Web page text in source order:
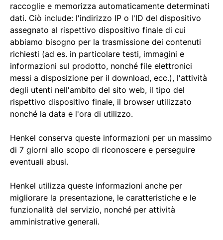
raccoglie e memorizza automaticamente determinati
dati. Ciò include: l'indirizzo IP o l'ID del dispositivo
assegnato al rispettivo dispositivo finale di cui
abbiamo bisogno per la trasmissione dei contenuti
richiesti (ad es. in particolare testi, immagini e
informazioni sul prodotto, nonché file elettronici
messi a disposizione per il download, ecc.), l'attività
degli utenti nell'ambito del sito web, il tipo del
rispettivo dispositivo finale, il browser utilizzato
nonché la data e l'ora di utilizzo.
Henkel conserva queste informazioni per un massimo
di 7 giorni allo scopo di riconoscere e perseguire
eventuali abusi.
Henkel utilizza queste informazioni anche per
migliorare la presentazione, le caratteristiche e le
funzionalità del servizio, nonché per attività
amministrative generali.